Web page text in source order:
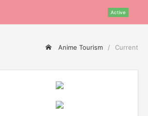
Active
Anime Tourism Current